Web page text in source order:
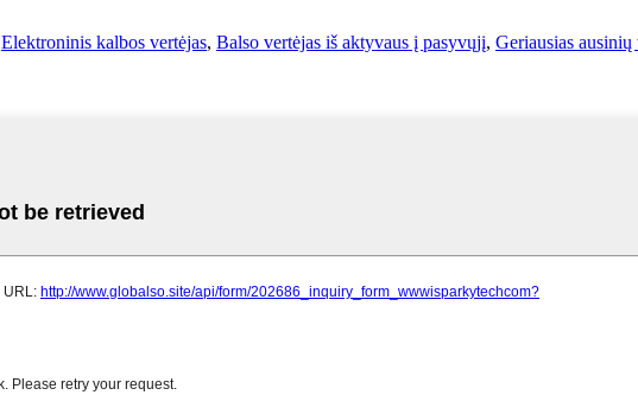
Elektroninis kalbos vertėjas, Balso vertėjas iš aktyvaus į pasyvųjį, Geriausias ausinių